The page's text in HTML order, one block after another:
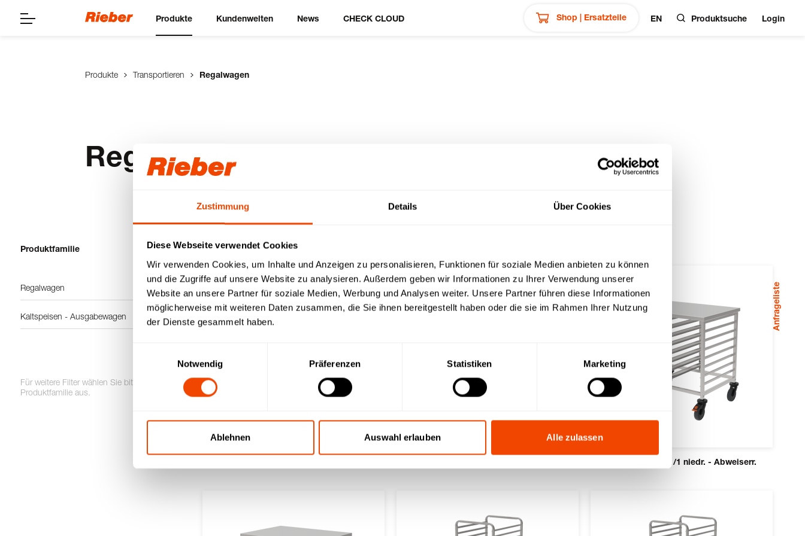
Zustimmung Details Über Cookies
Diese Webseite verwendet Cookies
Wir verwenden Cookies, um Inhalte und Anzeigen zu personalisieren, Funktionen für soziale Medien anbieten zu können
und die Zugriffe auf unsere Website zu analysieren. Außerdem geben wir Informationen zu Ihrer Verwendung unserer
Website an unsere Partner für soziale Medien, Werbung und Analysen weiter. Unsere Partner führen diese Informationen
möglicherweise mit weiteren Daten zusammen, die Sie ihnen bereitgestellt haben oder die sie im Rahmen Ihrer Nutzung
der Dienste gesammelt haben.
Notwendig
Präferenzen Statistiken Marketing
Ablehnen Auswahl erlauben Alle zulassen
Produkte Kundenwelten News CHECK CLOUD Shop | Ersatzteile EN Produktsuche Login
Produkte Transportieren Regalwagen
Regalwagen
Produktfamilie
Regalwagen
Kaltspeisen - Ausgabewagen
Für weitere Filter wählen Sie bitte eine
Produktfamilie aus.
1-20 von 32 Produkten
GN-Regalwagen 2x1/1 niedr. - Abweiserr.
Anfrageliste